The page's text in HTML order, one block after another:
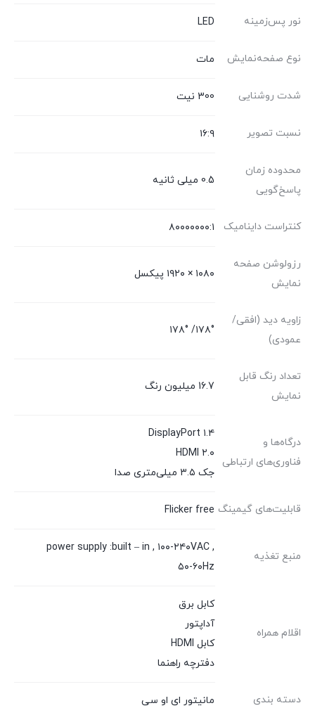
نور پس‌زمینه LED
نوع صفحه‌نمایش مات
شدت روشنایی 300 نیت
نسبت تصویر ۱۶:۹
محدوده زمان
پاسخ‌گویی
0.5 میلی ثانیه
کنتراست داینامیک ۸۰۰۰۰۰۰۰:۱
رزولوشن صفحه
نمایش
۱۰۸۰ × ۱۹۲۰ پیکسل
زاویه دید (افقی/
عمودی)
۱۷۸°/ ۱۷۸°
تعداد رنگ قابل
نمایش
16.7 میلیون رنگ
درگاه‌ها و
فناوری‌های ارتباطی
DisplayPort ۱.۴
HDMI ۲.۰
جک ۳.۵ میلی‌متری صدا
قابلیت‌های گیمینگ Flicker free
منبع تغذیه
power supply :built – in , ۱۰۰-۲۴۰VAC ,
۵۰-۶۰Hz
اقلام همراه
کابل برق
آداپتور
کابل HDMI
دفترچه‌ راهنما
دسته بندی مانیتور ای او سی